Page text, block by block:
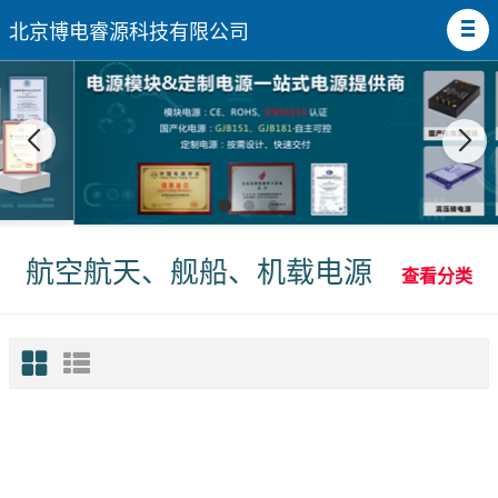
北京博电睿源科技有限公司
查看分类
航空航天、舰船、机载电源